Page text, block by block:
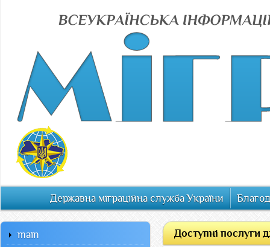
Державна міграційна служба України
Доступні послуги
main